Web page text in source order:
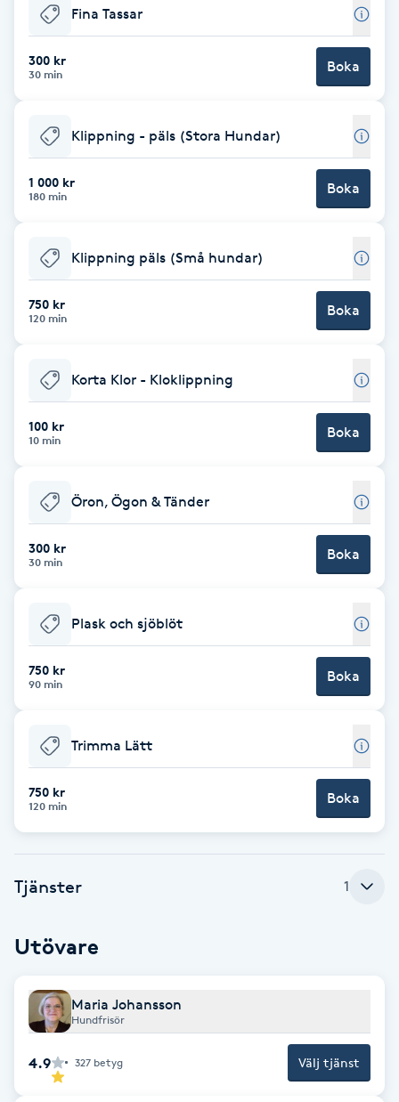
Babylights
Balayage
Bambumassage
Barber
Barnklippning
BIAB
Bottenfärg
Brynformning
Brynplockning
Bröllopsuppsättning
Celluliter
Coachning
Color correction
Cryoterapi
D
Extensions
Fina Tassar
300 kr
30 min Boka
Klippning - päls (Stora Hundar)
1 000 kr
180 min Boka
Klippning päls (Små hundar)
750 kr
120 min Boka
Korta Klor - Kloklippning
100 kr
10 min Boka
Öron, Ögon & Tänder
300 kr
30 min Boka
Plask och sjöblöt
750 kr
90 min Boka
Trimma Lätt
750 kr
120 min Boka
Tjänster 1
Utövare
Maria Johansson
Hundfrisör
4.9 327 betyg Välj tjänst